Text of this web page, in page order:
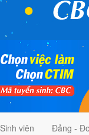
Sinh viên Đảng -